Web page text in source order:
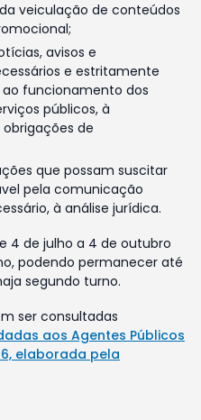
veiculação de conteúdos
avisos e
e estritamente
funcionamento dos
públicos, à
de
que possam suscitar
pela comunicação
à análise jurídica.
4 de julho a 4 de outubro
podendo permanecer até
segundo turno.
ser consultadas
aos Agentes Públicos
elaborada pela